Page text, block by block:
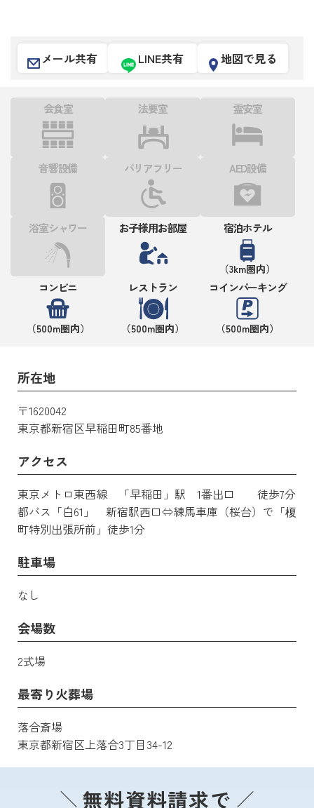
メール共有 LINE共有 地図で見る
会食室 法要室 霊安室
音響設備 バリアフリー AED設備
浴室シャワー お子様用お部屋 宿泊ホテル
（3km圏内）
コンビニ
（500m圏内）
レストラン
（500m圏内）
コインパーキング
（500m圏内）
所在地
〒1620042
東京都新宿区早稲田町85番地
アクセス
東京メトロ東西線 「早稲田」駅 1番出口 徒歩7分
都バス「白61」 新宿駅西口⇔練馬車庫（桜台）で「榎
町特別出張所前」徒歩1分
駐車場
なし
会場数
2式場
最寄り火葬場
落合斎場
東京都新宿区上落合3丁目34-12
無料資料請求で